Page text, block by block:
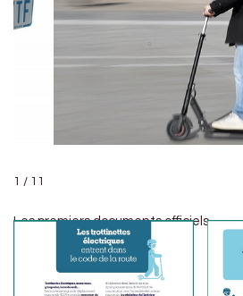
1 / 11
Les premiers documents officiels